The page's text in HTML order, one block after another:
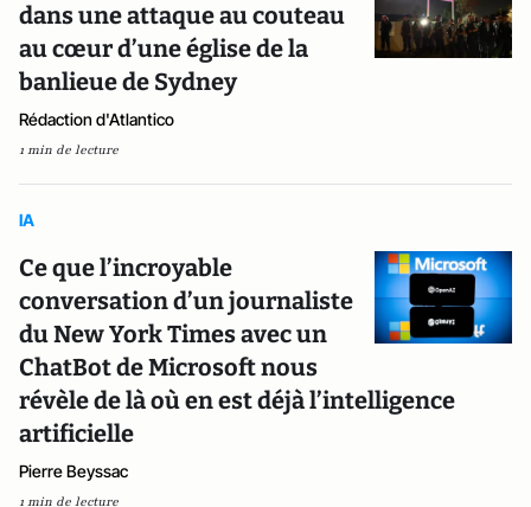
dans une attaque au couteau
au cœur d’une église de la
banlieue de Sydney
Rédaction d'Atlantico
1 min de lecture
IA
Ce que l’incroyable
conversation d’un journaliste
du New York Times avec un
ChatBot de Microsoft nous
révèle de là où en est déjà l’intelligence
artificielle
Pierre Beyssac
1 min de lecture